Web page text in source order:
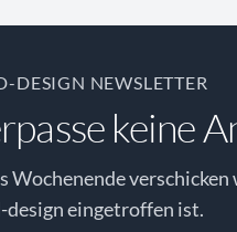
DESIGN NEWSLETTER
keine
Wochenende
design eingetroffen ist.